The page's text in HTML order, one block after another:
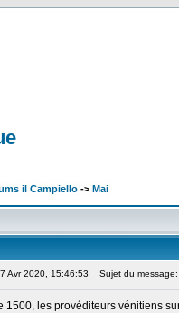
il Campiello -> Mai
Avr 2020, 15:46:53 Sujet du
1500, les provéditeurs vénitiens